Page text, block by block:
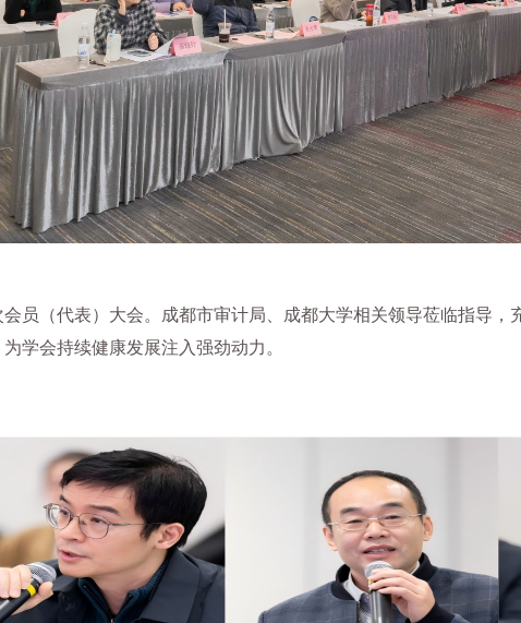
员（代表）大会。成都市审计局、成都大学相关领导莅临指导
学会持续健康发展注入强劲动力。